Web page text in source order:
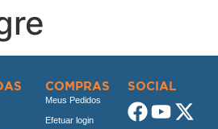
COMPRAS
Meus Pedidos
Efetuar login
SOCIAL